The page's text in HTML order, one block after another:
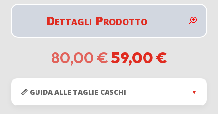
Dettagli Prodotto
80,00 €Il
prezzo
originale
era:
80,00 €.
59,00€Il
prezzo
attuale
59,00
📏 GUIDA ALLE TAGLIE CASCHI ▼